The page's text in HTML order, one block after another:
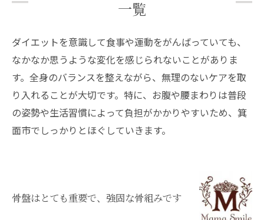
一覧
ダイエットを意識して食事や運動をがんばっていても、
なかなか思うような変化を感じられないことがありま
す。全身のバランスを整えながら、無理のないケアを取
り入れることが大切です。特に、お腹や腰まわりは普段
の姿勢や生活習慣によって負担がかかりやすいため、箕
面市でしっかりとほぐしていきます。
骨盤はとても重要で、強固な骨組みです